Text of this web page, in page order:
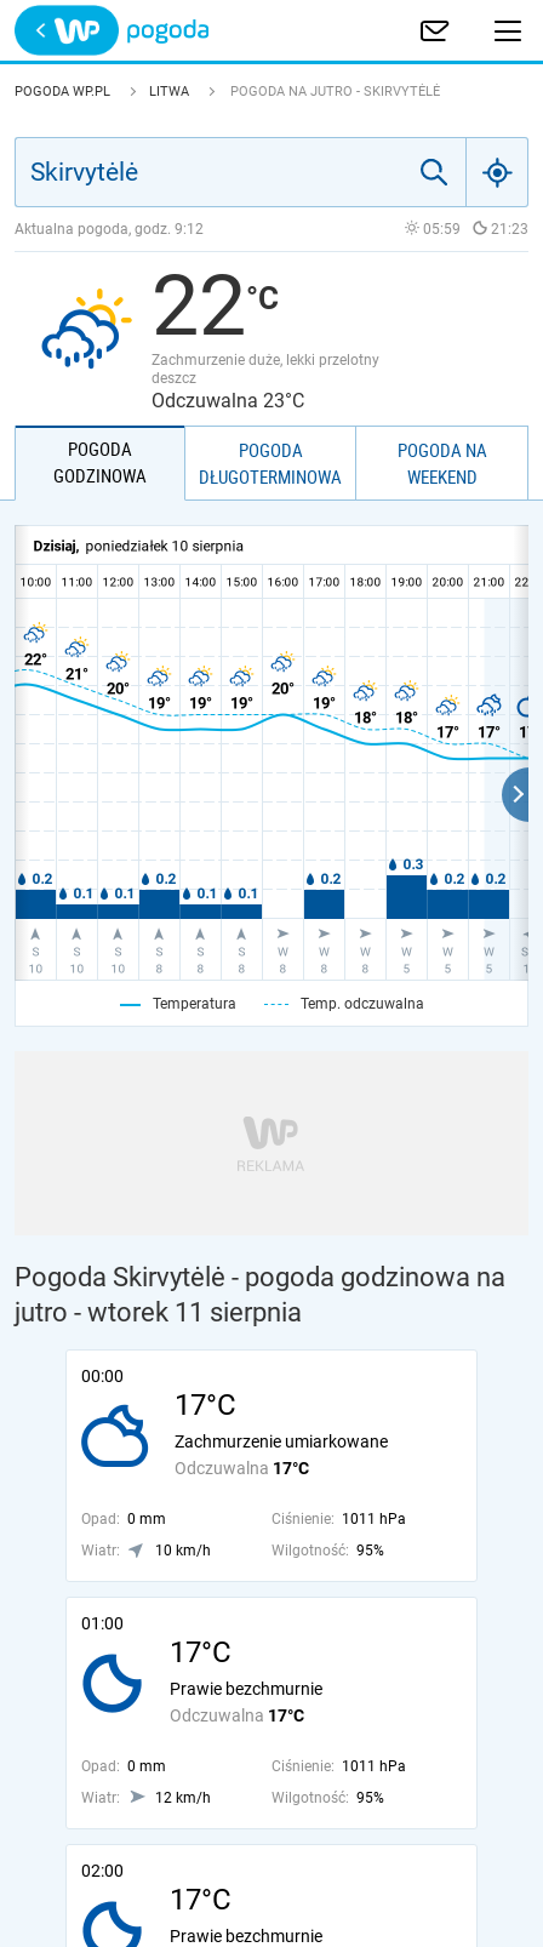
Trwa ładowanie
POLSKA
JAKOŚĆ POWIETRZA
POGODA WP.PL LITWA POGODA NA JUTRO - SKIRVYTĖLĖ
Aktualna pogoda, godz. 9:12 05:59 21:23
22
Zachmurzenie duże, lekki przelotny
deszcz
Odczuwalna 23°C
POGODA
GODZINOWA
POGODA
DŁUGOTERMINOWA
POGODA NA
WEEKEND
Temperatura Temp. odczuwalna
Pogoda Skirvytėlė - pogoda godzinowa na
jutro - wtorek 11 sierpnia
00:00
17°C
Odczuwalna 17°C
Zachmurzenie umiarkowane
Opad: 0 mm Ciśnienie: 1011 hPa
Wiatr:
10 km/h Wilgotność: 95%
01:00
17°C
Odczuwalna 17°C
Prawie bezchmurnie
Opad: 0 mm Ciśnienie: 1011 hPa
Wiatr:
12 km/h Wilgotność: 95%
02:00
17°C
Prawie bezchmurnie